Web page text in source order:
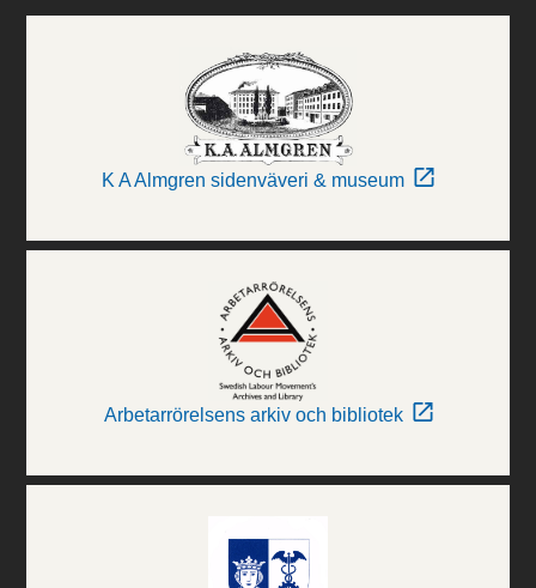
K A Almgren sidenväveri & museum
Arbetarrörelsens arkiv och bibliotek